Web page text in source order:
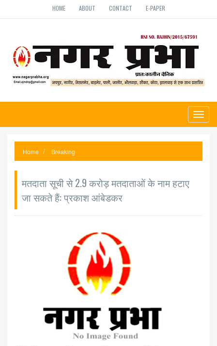
HOME ABOUT CONTACT E-PAPER
Home Breaking
मतदाता सूची से 2.9 करोड़ मतदाताओं के नाम हटाए
जा सकते हैं: प्रकाश आंबेडकर